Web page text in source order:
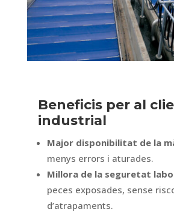
Beneficis per al
industrial
Major disponibilitat de la
menys errors i aturades.
Millora de la seguretat
peces exposades, sense
d’atrapaments.